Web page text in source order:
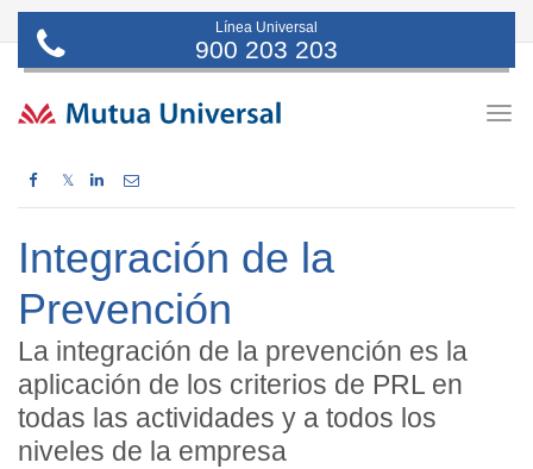
Línea Universal
900 203 203
𝕏
Integración de la
Prevención
La integración de la prevención es la
aplicación de los criterios de PRL en
todas las actividades y a todos los
niveles de la empresa